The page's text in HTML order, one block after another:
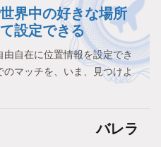
界中の好きな場所
設定できる
自在に位置情報を設定でき
のマッチを、いま、見つけよ
バレラ